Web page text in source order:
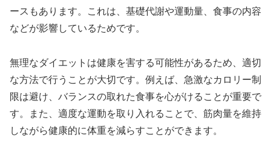
ースもあります。これは、基礎代謝や運動量、食事の内容
などが影響しているためです。
無理なダイエットは健康を害する可能性があるため、適切
な方法で行うことが大切です。例えば、急激なカロリー制
限は避け、バランスの取れた食事を心がけることが重要で
す。また、適度な運動を取り入れることで、筋肉量を維持
しながら健康的に体重を減らすことができます。